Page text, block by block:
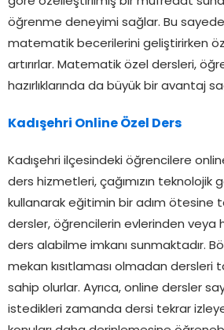
öğrenme deneyimi sağlar. Bu
matematik becerilerini geliştirirken
artırırlar. Matematik özel dersleri,
hazırlıklarında da büyük bir avantaj
Kadışehri Online Özel Ders
Kadışehri ilçesindeki öğrencilere
ders hizmetleri, çağımızın teknolojik
kullanarak eğitimin bir adım ötesine
dersler, öğrencilerin evlerinden veya
ders alabilme imkanı sunmaktadır.
mekan kısıtlaması olmadan dersleri
sahip olurlar. Ayrıca, online dersler
istedikleri zamanda dersi tekrar